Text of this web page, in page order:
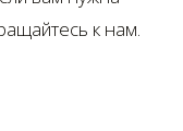
к нам.